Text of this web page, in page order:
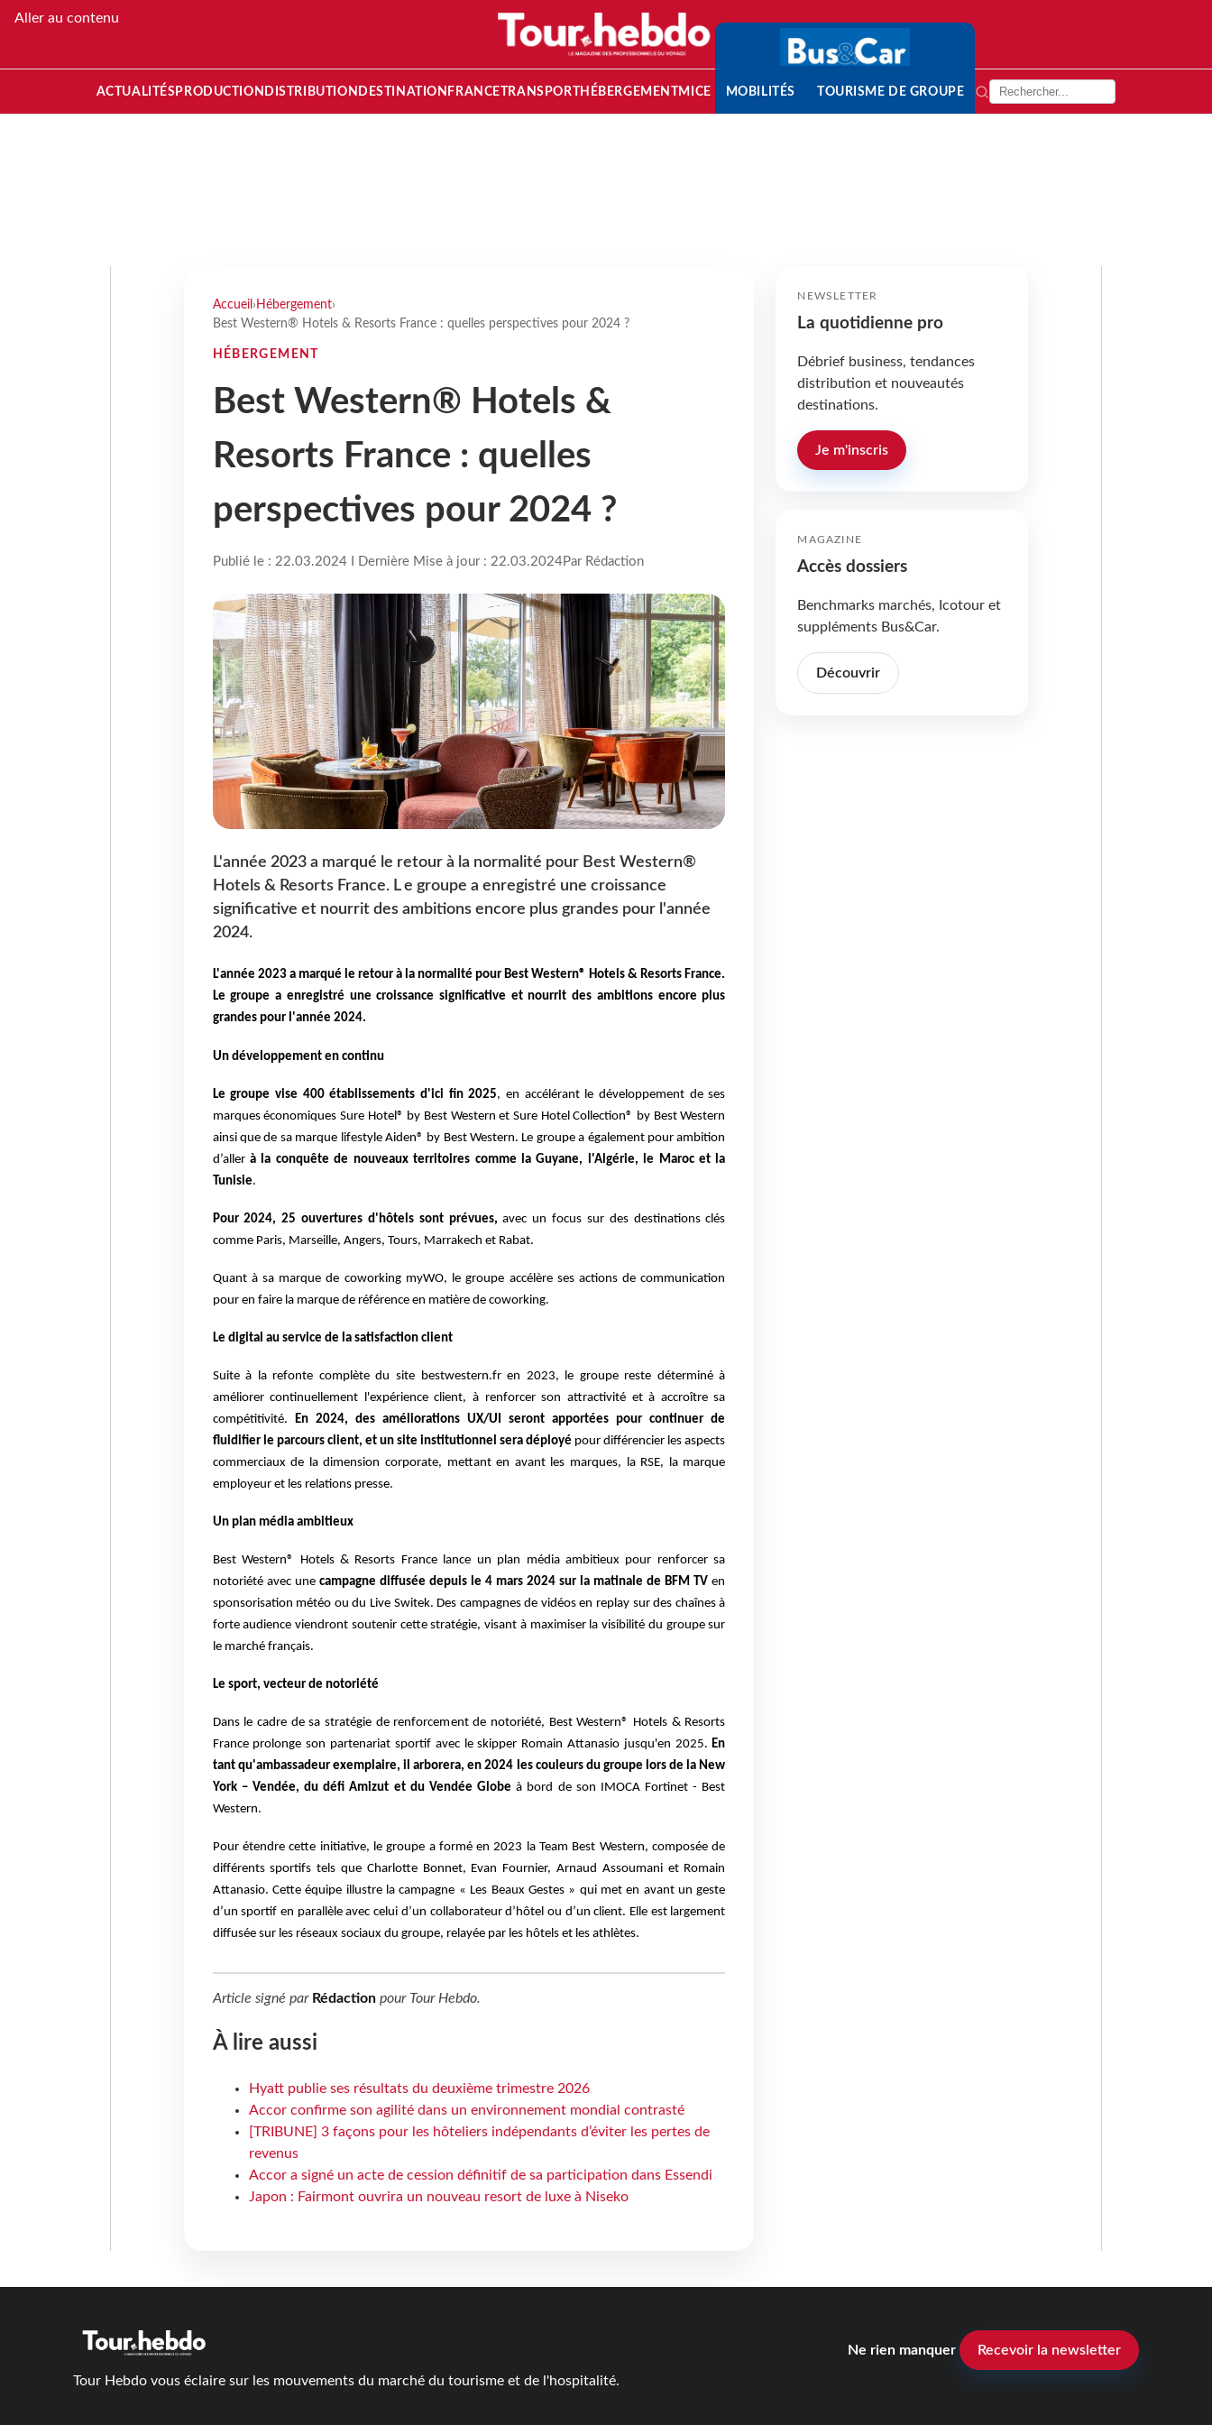
Aller au contenu
ACTUALITÉS PRODUCTION DISTRIBUTION DESTINATION FRANCETRANSPORT HÉBERGEMENTMICE MOBILITÉS TOURISME DE GROUPE
Accueil › Hébergement›
Best Western® Hotels & Resorts France : quelles perspectives pour 2024 ?
HÉBERGEMENT
Best Western® Hotels &
Resorts France : quelles
perspectives pour 2024 ?
Publié le : 22.03.2024 I Dernière Mise à jour : 22.03.2024Par Rédaction
L'année 2023 a marqué le retour à la normalité pour Best Western®
Hotels & Resorts France. L e groupe a enregistré une croissance
significative et nourrit des ambitions encore plus grandes pour l'année
2024.
L'année 2023 a marqué le retour à la normalité pour Best Western® Hotels & Resorts France.
Le groupe a enregistré une croissance significative etnourrit des ambitions encore plus
grandes pour l'année 2024.
Un développement en continu
Le groupe vise 400 établissements d'ici fin 2025, en accélérant le développement de ses
marqueséconomiques Sure Hotel® by Best Western et Sure Hotel Collection® by Best Western
ainsi que de sa marque lifestyle Aiden® by Best Western. Le groupe a également pour ambition
d’allerà la conquêtede nouveaux territoires comme la Guyane, l'Algérie, le Maroc et la
Tunisie.
Pour 2024, 25 ouvertures d'hôtels sont prévues, avec un focus sur des destinations clés
comme Paris, Marseille, Angers, Tours, Marrakech et Rabat.
Quant à sa marque de coworking myWO, le groupe accélère ses actions decommunication
pour en faire la marque de référence en matière de coworking.
Le digital au service de la satisfaction client
Suite à la refonte complète du site bestwestern.fr en 2023, le groupe reste déterminé à
améliorercontinuellement l'expérience client, à renforcer son attractivité et à accroître sa
compétitivité. En 2024, des améliorations UX/UI seront apportées pour continuer de
fluidifier le parcours client, et un site institutionnel sera déployé pour différencier les aspects
commerciaux de la dimension corporate, mettant en avant les marques, la RSE, la marque
employeur et les relations presse.
Un plan média ambitieux
Best Western® Hotels & Resorts France lance un plan média ambitieux pour renforcer sa
notoriété avec une campagne diffusée depuis le 4 mars 2024 sur la matinale de BFM TV en
sponsorisation météo oudu Live Switek. Des campagnes de vidéos en replay sur des chaînes à
forte audience viendront soutenir cette stratégie, visant à maximiser la visibilité du groupe sur
le marché français.
Le sport, vecteur de notoriété
Dans le cadre de sa stratégie de renforcement de notoriété, Best Western® Hotels & Resorts
France prolonge son partenariat sportif avec le skipper Romain Attanasio jusqu'en 2025. En
tant qu'ambassadeur exemplaire, il arborera, en 2024 les couleurs du groupe lors de la New
York – Vendée,du défi Amizut et du Vendée Globe à bord de son IMOCA Fortinet - Best
Western.
Pour étendre cette initiative, le groupe a formé en 2023 la Team Best Western, composée de
différents sportifs tels que Charlotte Bonnet, Evan Fournier, Arnaud Assoumani et Romain
Attanasio. Cette équipe illustre lacampagne « Les Beaux Gestes » qui met en avant un geste
d’un sportif en parallèle avec celui d’un collaborateur d’hôtel ou d’un client. Elle est largement
diffusée sur les réseaux sociaux du groupe, relayée par les hôtels et les athlètes.
Article signé par Rédactionpour Tour Hebdo.
À lire aussi
Hyatt publie ses résultats du deuxième trimestre 2026
Accor confirme son agilité dans un environnement mondial contrasté
[TRIBUNE] 3 façons pour les hôteliers indépendants d’éviter les pertes de
revenus
Accor a signé un acte de cession définitif de sa participation dans Essendi
Japon : Fairmont ouvrira un nouveau resort de luxe à Niseko
NEWSLETTER
La quotidienne pro
Débrief business, tendances
distribution et nouveautés
destinations.
Je m'inscris
MAGAZINE
Accès dossiers
Benchmarks marchés, Icotour et
suppléments Bus&Car.
Découvrir
Tour Hebdo vous éclaire sur les mouvements du marché du tourisme et de l'hospitalité.
Ne rien manquer Recevoir la newsletter